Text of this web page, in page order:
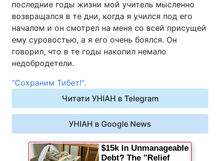
последние годы жизни мой учитель мысленно
возвращался в те дни, когда я учился под его
началом и он смотрел на меня со всей присущей
ему суровостью, а я его очень боялся. Он
говорил, что в те годы накопил немало
недобродетели.
"Сохраним Тибет!".
Читати УНІАН в Telegram
УНІАН в Google News